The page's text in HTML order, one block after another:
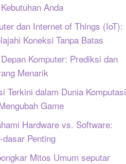
Anda
dan Internet of Things (IoT):
Koneksi Tanpa Batas
Komputer: Prediksi dan
Menarik
Terkini dalam Dunia Komputasi
Game
Hardware vs. Software:
dasar Penting
Mitos Umum seputar